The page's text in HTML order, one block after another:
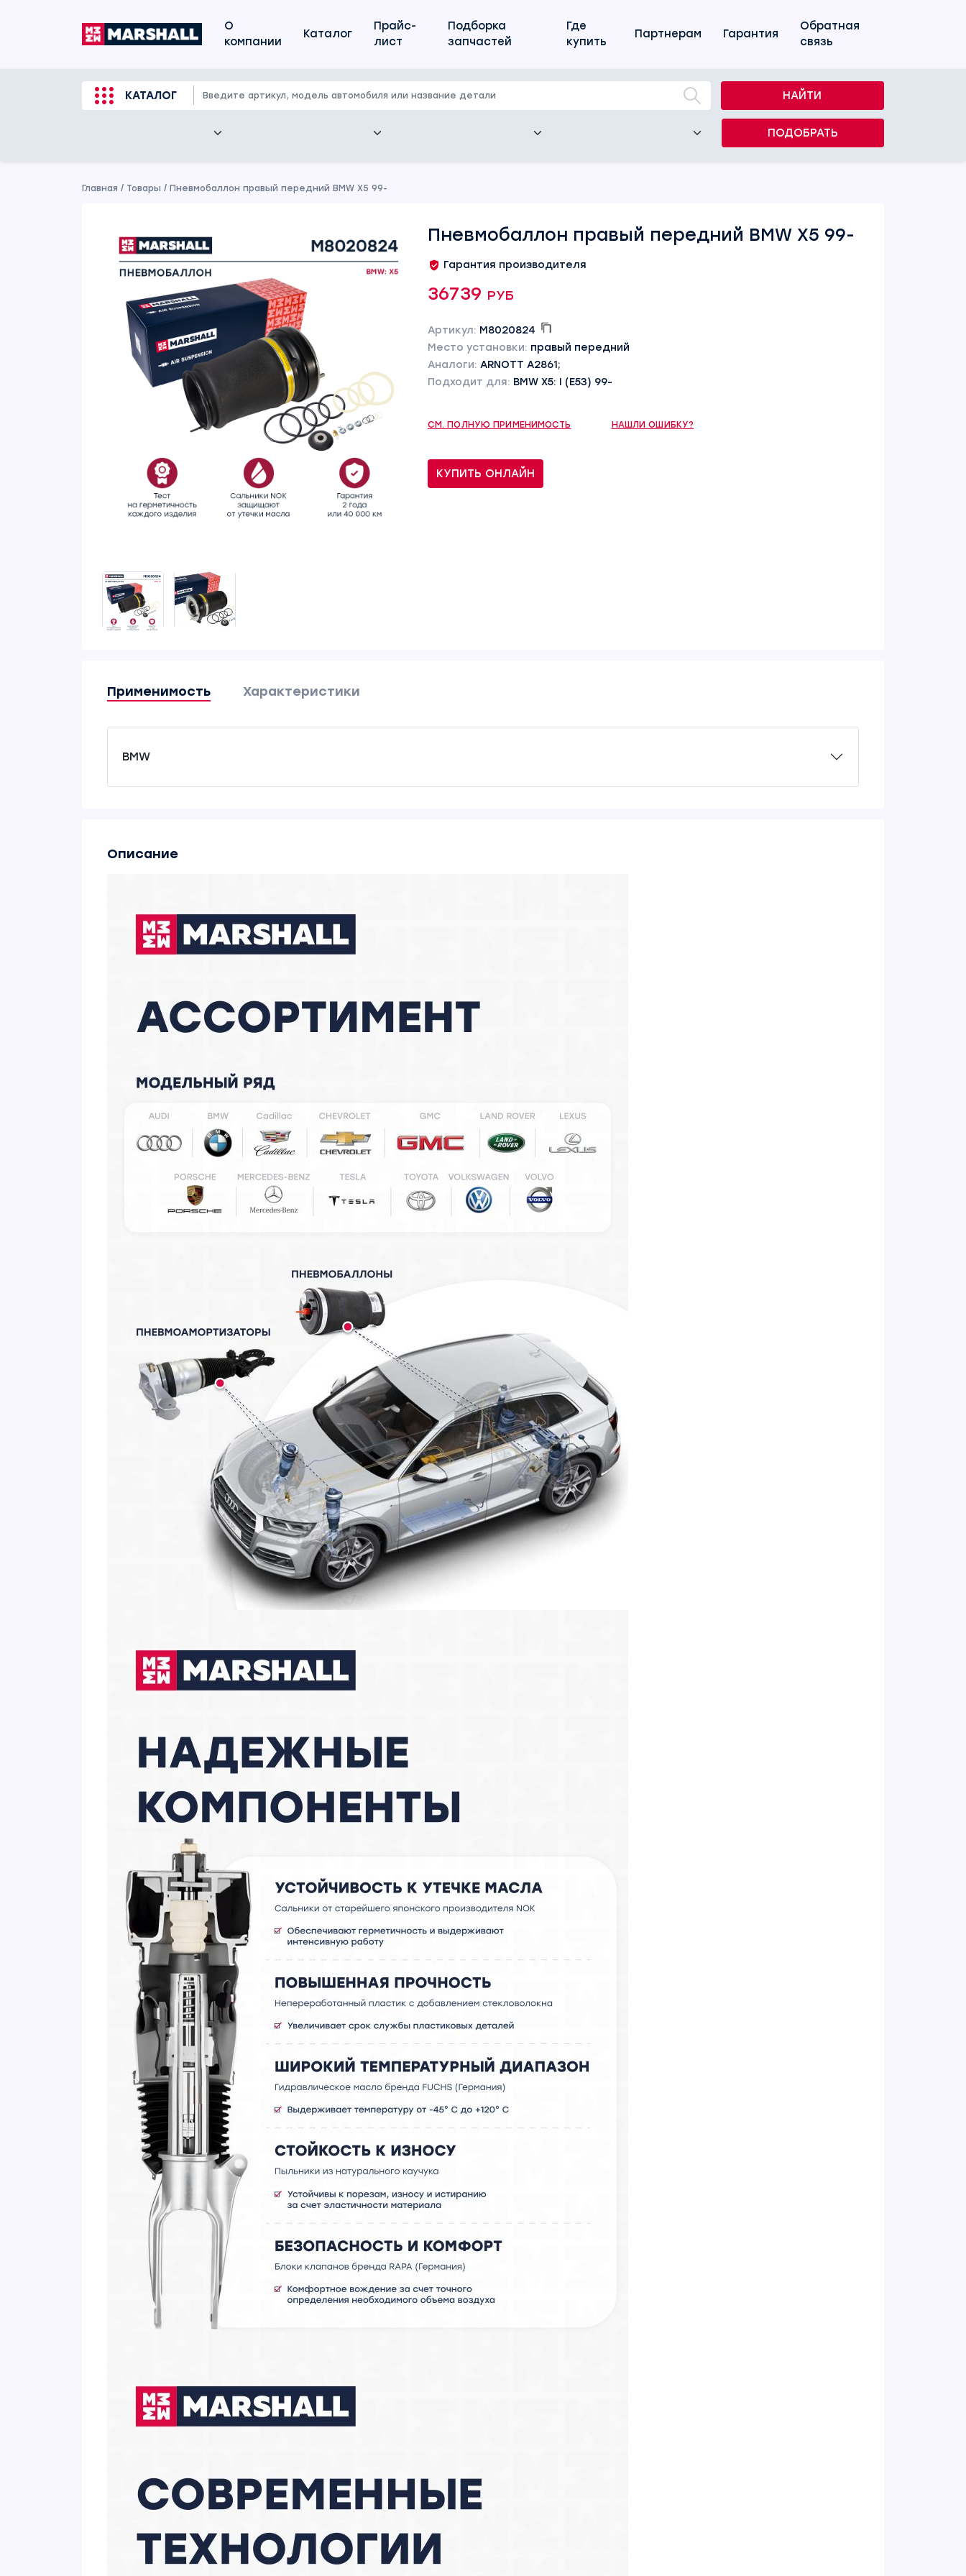
О
компании
Каталог
Прайс-
лист
Подборка
запчастей
Где
купить
Партнерам Гарантия
Обратная
связь
КАТАЛОГ НАЙТИ
ПОДОБРАТЬ
Главная / Товары / Пневмобаллон правый передний BMW X5 99-
Пневмобаллон правый передний BMW X5 99-
Гарантия производителя
36739 руб
Артикул: M8020824
Место установки: правый передний
Аналоги: ARNOTT A2861;
Подходит для: BMW X5: I (E53) 99-
СМ. ПОЛНУЮ ПРИМЕНИМОСТЬ НАШЛИ ОШИБКУ?
КУПИТЬ ОНЛАЙН
Применимость Характеристики
BMW
Описание